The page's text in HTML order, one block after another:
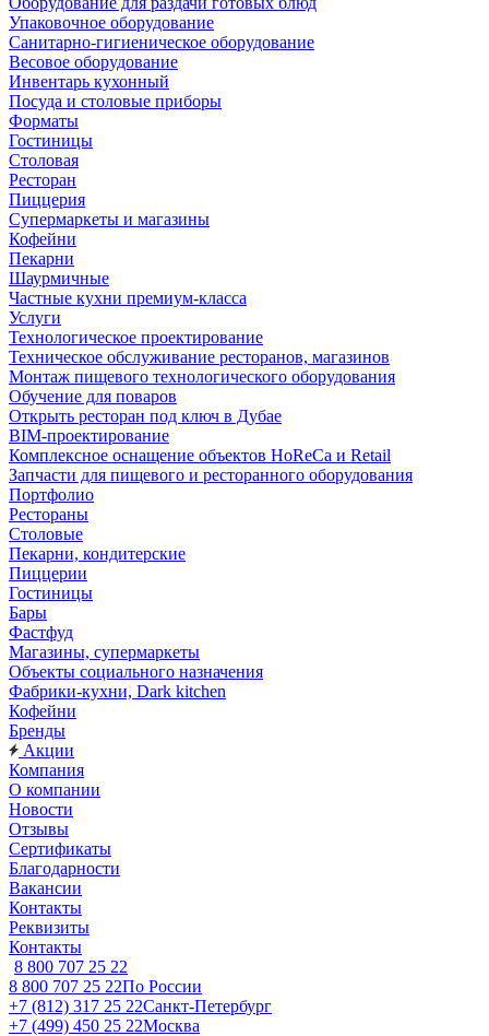
Упаковочное оборудование
Санитарно-гигиеническое оборудование
Весовое оборудование
Инвентарь кухонный
Посуда и столовые приборы
Форматы
Гостиницы
Столовая
Ресторан
Пиццерия
Супермаркеты и магазины
Кофейни
Пекарни
Шаурмичные
Частные кухни премиум-класса
Услуги
Технологическое проектирование
Техническое обслуживание ресторанов, магазинов
Монтаж пищевого технологического оборудования
Обучение для поваров
Открыть ресторан под ключ в Дубае
BIM-проектирование
Комплексное оснащение объектов HoReCa и Retail
Запчасти для пищевого и ресторанного оборудования
Портфолио
Рестораны
Столовые
Пекарни, кондитерские
Пиццерии
Гостиницы
Бары
Фастфуд
Магазины, супермаркеты
Объекты социального назначения
Фабрики-кухни, Dark kitchen
Кофейни
Бренды
Акции
Компания
О компании
Новости
Отзывы
Сертификаты
Благодарности
Вакансии
Контакты
Реквизиты
Контакты
8 800 707 25 22
8 800 707 25 22По России
+7 (812) 317 25 22Санкт-Петербург
+7 (499) 450 25 22Москва